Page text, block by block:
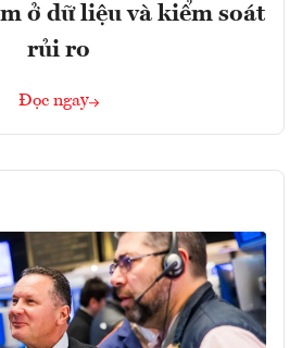
ở dữ liệu và kiểm soát
rủi ro
Đọc ngay